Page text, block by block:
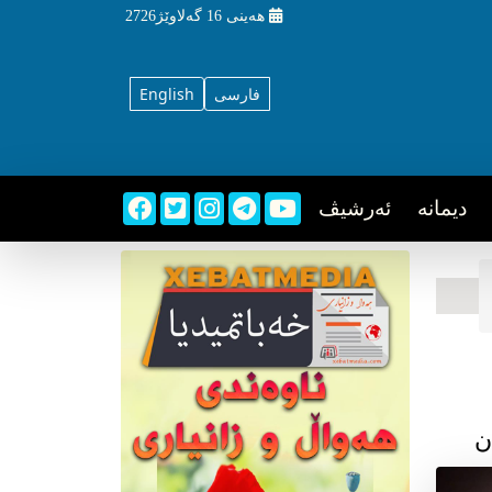
هه‌ینی 16 گه‌لاوێژ2726
English فارسی
دیمانه ئه‌رشیڤ